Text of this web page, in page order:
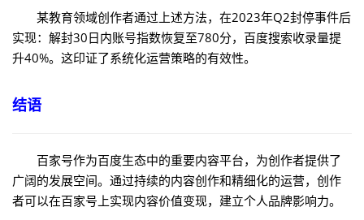
某教育领域创作者通过上述方法，在2023年Q2封停事件后
实现：解封30日内账号指数恢复至780分，百度搜索收录量提
升40%。这印证了系统化运营策略的有效性。
结语
百家号作为百度生态中的重要内容平台，为创作者提供了
广阔的发展空间。通过持续的内容创作和精细化的运营，创作
者可以在百家号上实现内容价值变现，建立个人品牌影响力。